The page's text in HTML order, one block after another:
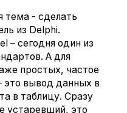
тема - сделать
из Delphi.
– сегодня один из
А для
простых, частое
это вывод данных в
в таблицу. Сразу
устаревший, это